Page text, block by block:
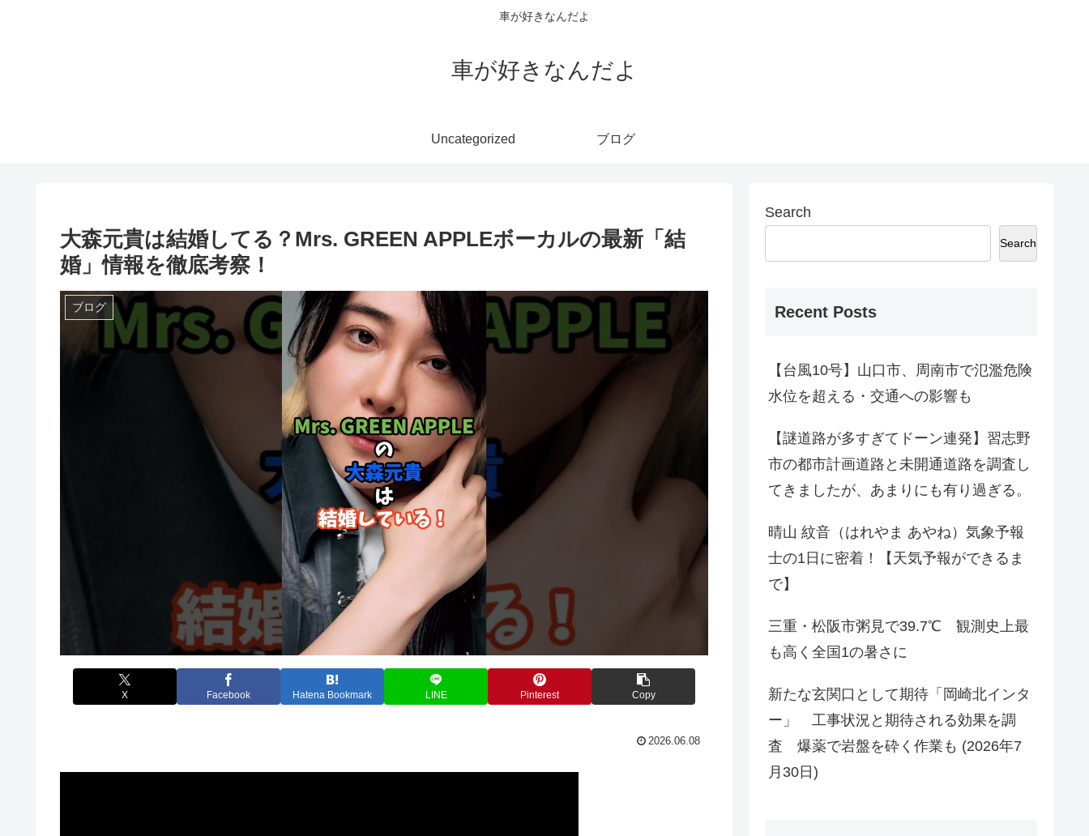
車が好きなんだよ
車が好きなんだよ
Uncategorized ブログ
大森元貴は結婚してる？Mrs. GREEN APPLEボーカルの最新「結
婚」情報を徹底考察！
ブログ
X Facebook Hatena Bookmark LINE Pinterest Copy
2026.06.08
Search
Search
Recent Posts
【台風10号】山口市、周南市で氾濫危険
水位を超える・交通への影響も
【謎道路が多すぎてドーン連発】習志野
市の都市計画道路と未開通道路を調査し
てきましたが、あまりにも有り過ぎる。
晴山 紋音（はれやま あやね）気象予報
士の1日に密着！【天気予報ができるま
で】
三重・松阪市粥見で39.7℃ 観測史上最
も高く全国1の暑さに
新たな玄関口として期待「岡崎北インタ
ー」 工事状況と期待される効果を調
査 爆薬で岩盤を砕く作業も (2026年7
月30日)